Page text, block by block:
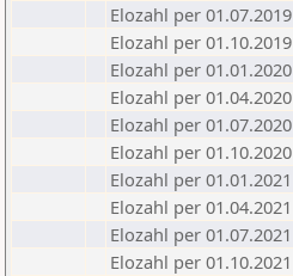
Elozahl per 01.07.2019
Elozahl per 01.10.2019
Elozahl per 01.01.2020
Elozahl per 01.04.2020
Elozahl per 01.07.2020
Elozahl per 01.10.2020
Elozahl per 01.01.2021
Elozahl per 01.04.2021
Elozahl per 01.07.2021
Elozahl per 01.10.2021